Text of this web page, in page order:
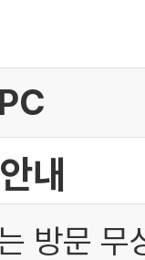
내
방문